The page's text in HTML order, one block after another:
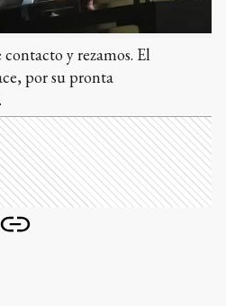
y rezamos. El
por su pronta